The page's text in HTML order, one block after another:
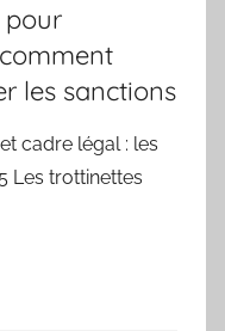
pour
les sanctions
cadre légal : les
Les trottinettes